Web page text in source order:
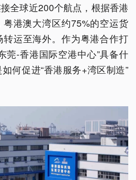
全球近200个航点，根据香港
港澳大湾区约75%的空运货
运至海外。作为粤港合作打
莞-香港国际空港中心”具备什
何促进“香港服务+湾区制造”